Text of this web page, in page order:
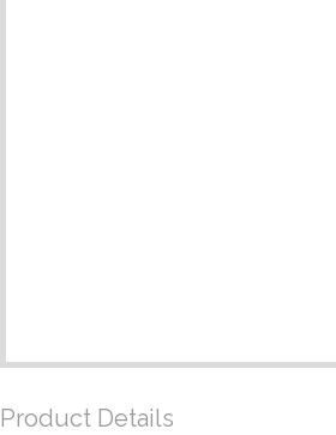
Product Details